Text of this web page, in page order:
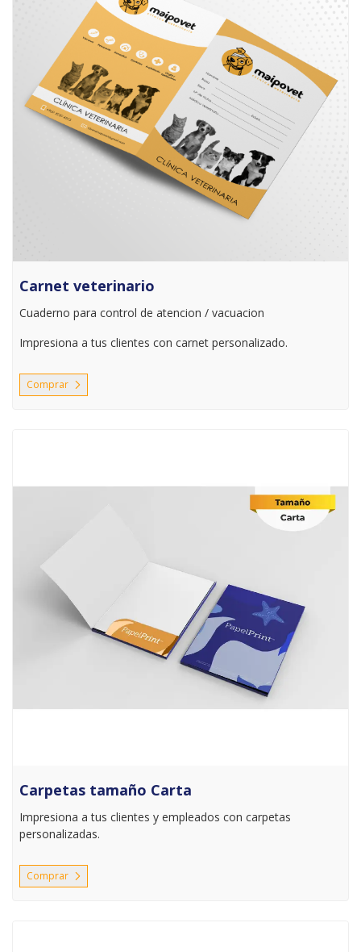
Carnet veterinario
Cuaderno para control de atencion / vacuacion
Impresiona a tus clientes con carnet personalizado.
Comprar
Carpetas tamaño Carta
Impresiona a tus clientes y empleados con carpetas
personalizadas.
Comprar